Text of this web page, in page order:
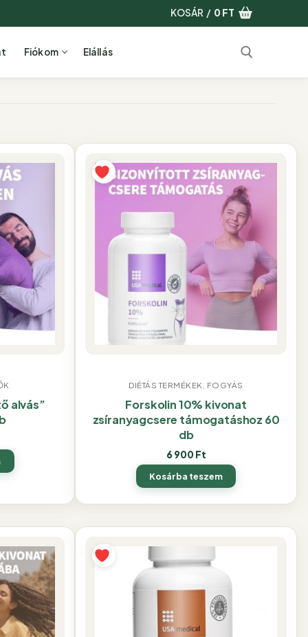
KOSÁR / 0 FT
Fiókom Elállás
alvás”
DIÉTÁS TERMÉKEK, FOGYÁS
Forskolin 10% kivonat
zsíranyagcsere támogatáshoz 60
db
6 900 Ft
Kosárba teszem